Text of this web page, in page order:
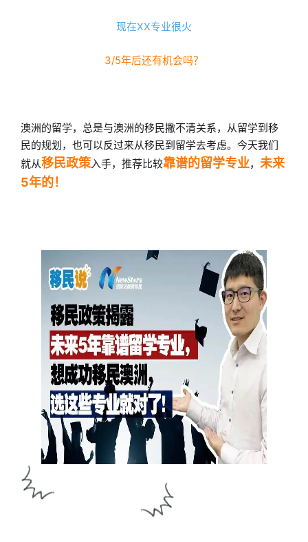
现在XX专业很火
3/5年后还有机会吗？
澳洲的留学，总是与澳洲的移民撇不清关系，从留学到移
民的规划，也可以反过来从移民到留学去考虑。今天我们
就从移民政策入手，推荐比较靠谱的留学专业， 未来
5年的！